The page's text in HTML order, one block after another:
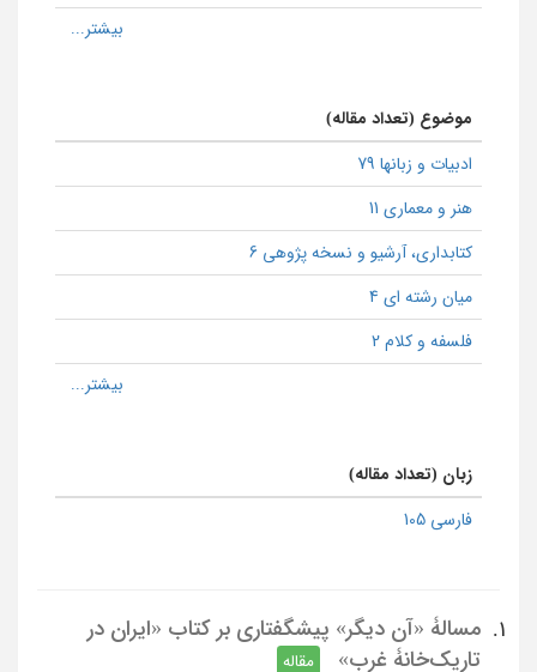
موضوع (تعداد مقاله)
ادبیات و زبانها 79
هنر و معماری 11
كتابداری، آرشیو و نسخه پژوهی 6
میان رشته ای 4
فلسفه و کلام 2
زبان (تعداد مقاله)
فارسی 105
1.
مسالۀ «آن دیگر» پیشگفتاری بر کتاب «ایران در
تاریک‌خانۀ غرب»
مقاله